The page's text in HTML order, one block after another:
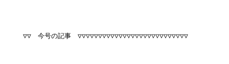
▽▽　今号の記事　▽▽▽▽▽▽▽▽▽▽▽▽▽▽▽▽▽▽▽▽▽▽▽▽▽▽▽